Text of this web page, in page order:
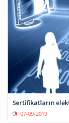
Sertifikatların
07-09-2019